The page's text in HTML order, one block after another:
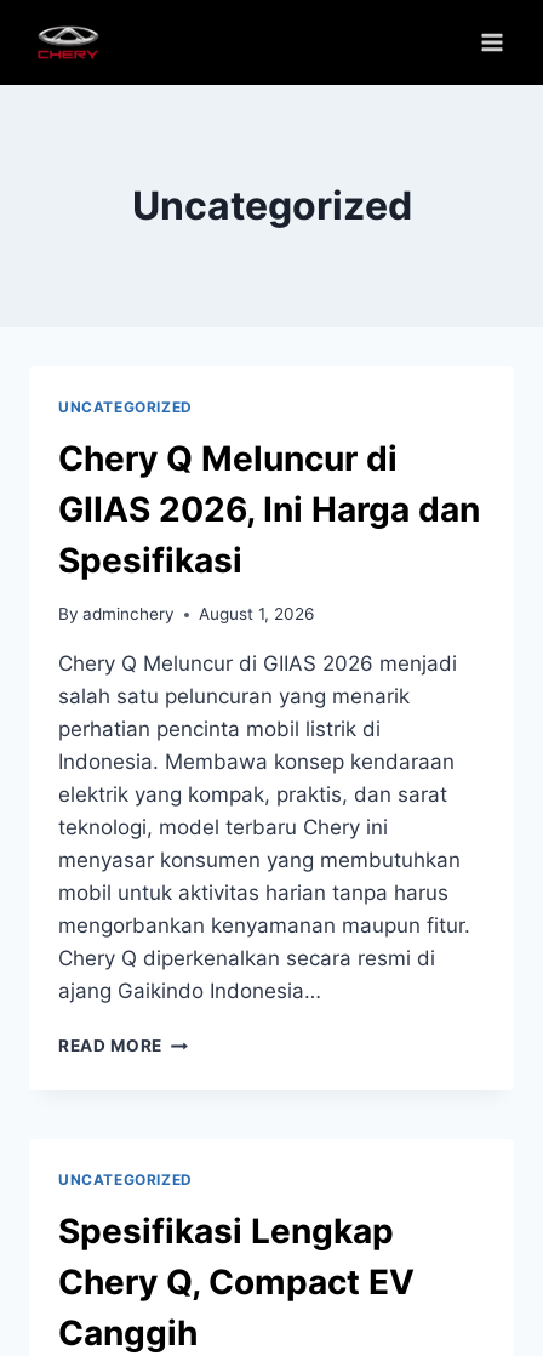
Uncategorized
UNCATEGORIZED
Chery Q Meluncur di
GIIAS 2026, Ini Harga dan
Spesifikasi
By adminchery August 1, 2026
Chery Q Meluncur di GIIAS 2026 menjadi
salah satu peluncuran yang menarik
perhatian pencinta mobil listrik di
Indonesia. Membawa konsep kendaraan
elektrik yang kompak, praktis, dan sarat
teknologi, model terbaru Chery ini
menyasar konsumen yang membutuhkan
mobil untuk aktivitas harian tanpa harus
mengorbankan kenyamanan maupun fitur.
Chery Q diperkenalkan secara resmi di
ajang Gaikindo Indonesia…
READ MORE
UNCATEGORIZED
Spesifikasi Lengkap
Chery Q, Compact EV
Canggih